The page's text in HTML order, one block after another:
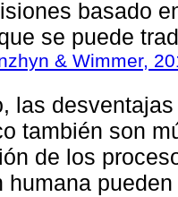
basado
se puede
& Wimmer,
las
también son
de los
humana